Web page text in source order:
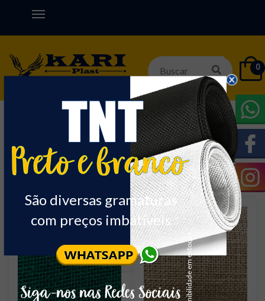
0
DIVERSOS JUTA
Ordenar: Nome
São diversas gramaturas
com preços imbatíveis